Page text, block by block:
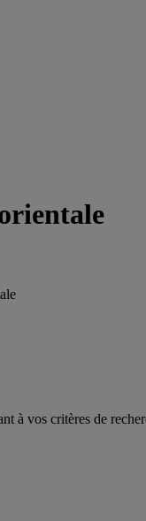
à vos critères de